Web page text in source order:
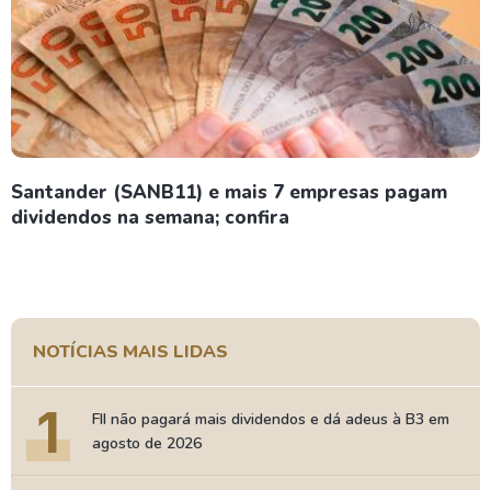
Santander (SANB11) e mais 7 empresas pagam
dividendos na semana; confira
NOTÍCIAS MAIS LIDAS
1
FII não pagará mais dividendos e dá adeus à B3 em
agosto de 2026